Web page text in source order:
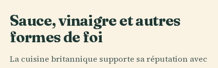
Sauce, vinaigre et autres
formes de foi
La cuisine britannique supporte sa réputation avec